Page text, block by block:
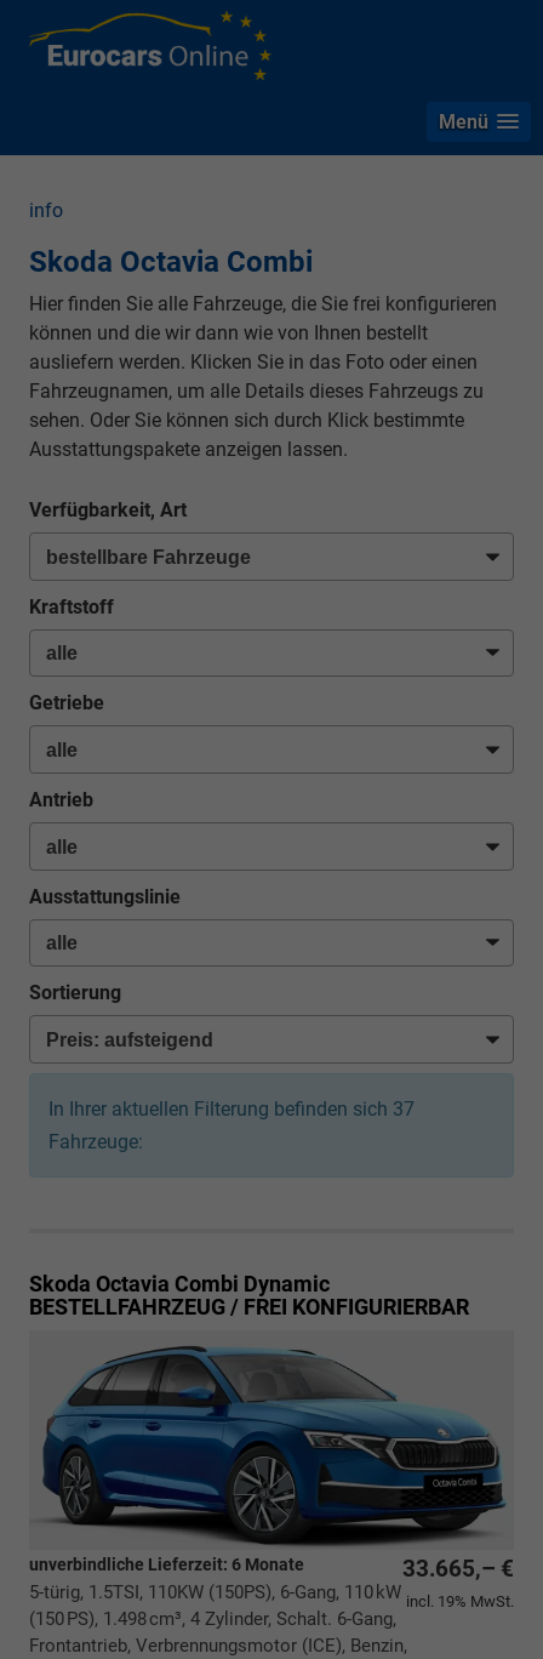
Menü
info
Skoda Octavia Combi
Hier finden Sie alle Fahrzeuge, die Sie frei konfigurieren
können und die wir dann wie von Ihnen bestellt
ausliefern werden. Klicken Sie in das Foto oder einen
Fahrzeugnamen, um alle Details dieses Fahrzeugs zu
sehen. Oder Sie können sich durch Klick bestimmte
Ausstattungspakete anzeigen lassen.
Verfügbarkeit, Art
Kraftstoff
Getriebe
Antrieb
Ausstattungslinie
Sortierung
In Ihrer aktuellen Filterung befinden sich 37
Fahrzeuge:
Skoda Octavia Combi Dynamic
BESTELLFAHRZEUG / FREI KONFIGURIERBAR
33.665,– €
incl. 19% MwSt.
unverbindliche Lieferzeit: 6 Monate
5-türig, 1.5TSI, 110KW (150PS), 6-Gang, 110 kW
(150 PS), 1.498 cm³, 4 Zylinder, Schalt. 6-Gang,
Frontantrieb, Verbrennungsmotor (ICE), Benzin,